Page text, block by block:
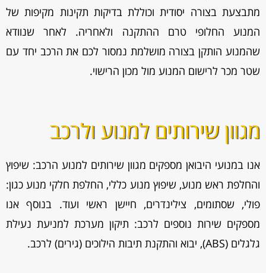
מתבצעת בצורה יסודית וכוללת בדיקות תקינות מקיפות של
המנוע החלופי טרם ההתקנה ולאחריה. לאחר שנוודא
שהמנוע הותקן בצורה מושלמת נמסור לכם את הרכב יחד עם
שטר מכר לרישום המנוע מול מכון הרישוי.
מגוון שירותים למנוע ולרכב
אנו במנועי היבואן מספקים מגוון שירותים למנוע הרכב: שיפוץ
והחלפת ראש מנוע, שיפוץ מנוע כללי, החלפת חלקי מנוע כגון:
פולי, שסתומים, צילינדרים, חיישן ראשי ועוד. בנוסף אנו
מספקים שירות נוספים לרכב: תיקון מערכת למניעת נעילת
גלגלים (ABS), יבוא והתקנת תיבות הילוכים (גירים) לרכב.